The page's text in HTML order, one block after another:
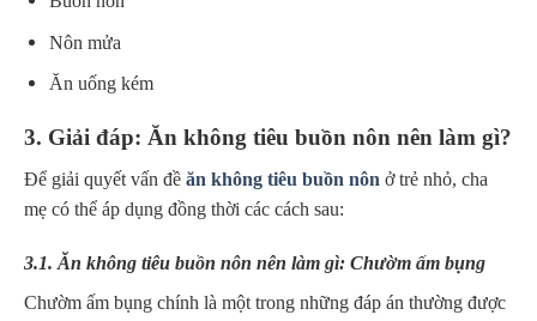
Nôn mửa
Ăn uống kém
3. Giải đáp: Ăn không tiêu buồn nôn nên làm gì?
Để giải quyết vấn đề ăn không tiêu buồn nôn ở trẻ nhỏ, cha
mẹ có thể áp dụng đồng thời các cách sau:
3.1. Ăn không tiêu buồn nôn nên làm gì: Chườm ấm bụng
Chườm ấm bụng chính là một trong những đáp án thường được